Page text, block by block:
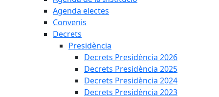
Agenda electes
Convenis
Decrets
Presidència
Decrets Presidència 2026
Decrets Presidència 2025
Decrets Presidència 2024
Decrets Presidència 2023